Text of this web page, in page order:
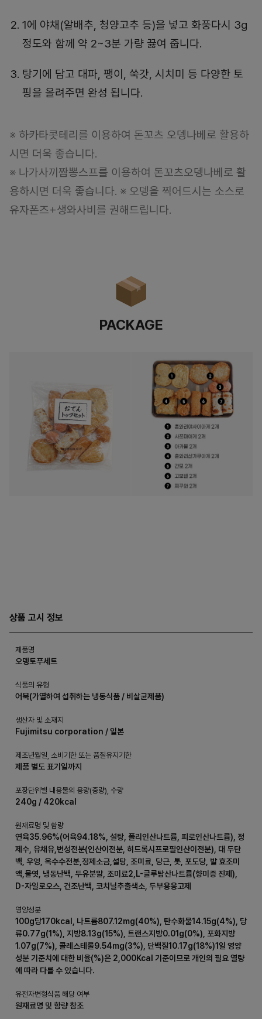
1에 야채(알배추, 청양고추 등)을 넣고 화풍다시 3g
정도와 함께 약 2~3분 가량 끓여 줍니다.
탕기에 담고 대파, 팽이, 쑥갓, 시치미 등 다양한 토
핑을 올려주면 완성 됩니다.
※ 하카타콧테리를 이용하여 돈꼬츠 오뎅나베로 활용하
시면 더욱 좋습니다.
※ 나가사끼짬뽕스프를 이용하여 돈꼬츠오뎅나베로 활
용하시면 더욱 좋습니다. ※ 오뎅을 찍어드시는 소스로
유자폰즈+생와사비를 권해드립니다.
PACKAGE
상품 고시 정보
제품명
오뎅토푸세트
식품의 유형
어묵(가열하여 섭취하는 냉동식품 / 비살균제품)
생산자 및 소재지
Fujimitsu corporation / 일본
제조년월일, 소비기한 또는 품질유지기한
제품 별도 표기일까지
포장단위별 내용물의 용량(중량), 수량
240g / 420kcal
원재료명 및 함량
연육35.96%(어육94.18%, 설탕, 폴리인산나트륨, 피로인산나트륨), 정
제수, 유채유,변성전분(인산이전분, 히드록시프로필인산이전분), 대 두단
백, 우엉, 옥수수전분,정제소금,설탕, 조미료, 당근, 톳, 포도당, 발 효조미
액,물엿, 냉동난백, 두유분말, 조미료2,L-글루탐산나트륨(향미증 진제),
D-자일로오스, 건조난백, 코치닐추출색소, 두부용응고제
영양성분
100g당170kcal, 나트륨807.12mg(40%), 탄수화물14.15g(4%), 당
류0.77g(1%), 지방8.13g(15%), 트랜스지방0.01g(0%), 포화지방
1.07g(7%), 콜레스테롤9.54mg(3%), 단백질10.17g(18%)1일 영양
성분 기준치에 대한 비율(%)은 2,000Kcal 기준이므로 개인의 필요 열량
에 따라 다를 수 있습니다.
유전자변형식품 해당 여부
원재료명 및 함량 참조